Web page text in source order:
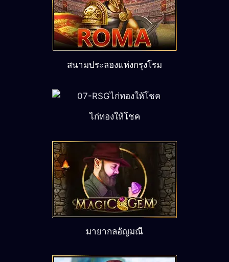
สนามประลองแห่งกรุงโรม
ไก่ทองให้โชค
มายากลอัญมณี